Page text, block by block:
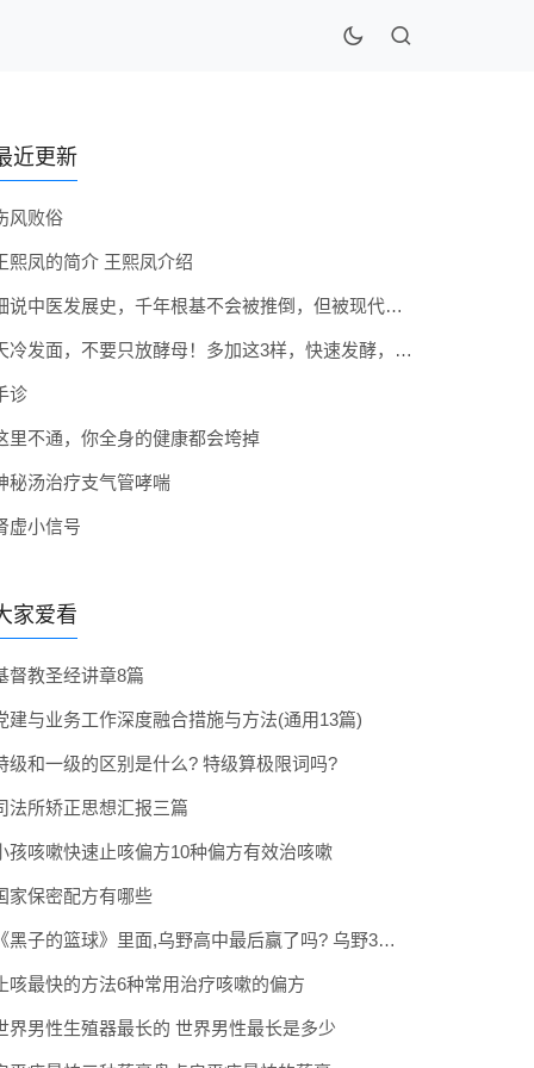
近更新
风败俗
熙凤的简介 王熙凤介绍
细说中医发展史，千年根基不会被推倒，但被现代医疗模式堵住出路
天冷发面，不要只放酵母！多加这3样，快速发酵，蓬松香软弹性十足
诊
里不通，你全身的健康都会垮掉
秘汤治疗支气管哮喘
虚小信号
家爱看
督教圣经讲章8篇
建与业务工作深度融合措施与方法(通用13篇)
级和一级的区别是什么? 特级算极限词吗?
法所矫正思想汇报三篇
孩咳嗽快速止咳偏方10种偏方有效治咳嗽
家保密配方有哪些
《黑子的篮球》里面,乌野高中最后赢了吗? 乌野3年拿到全国冠军了吗
咳最快的方法6种常用治疗咳嗽的偏方
界男性生殖器最长的 世界男性最长是多少